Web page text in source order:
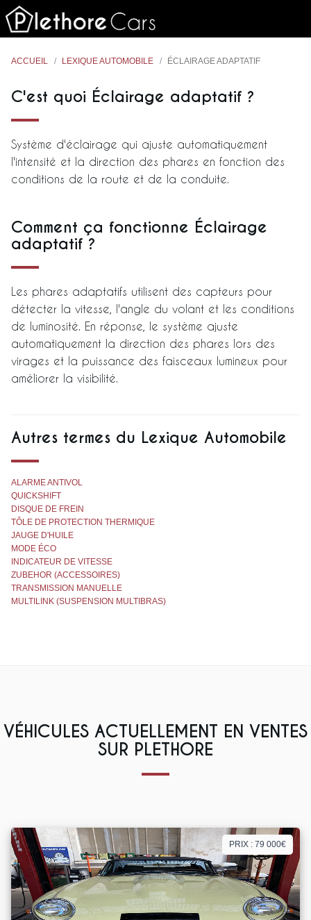
ACCUEIL LEXIQUE AUTOMOBILE ÉCLAIRAGE ADAPTATIF
C'est quoi Éclairage adaptatif ?
Système d'éclairage qui ajuste automatiquement
l'intensité et la direction des phares en fonction des
conditions de la route et de la conduite.
Comment ça fonctionne Éclairage
adaptatif ?
Les phares adaptatifs utilisent des capteurs pour
détecter la vitesse, l'angle du volant et les conditions
de luminosité. En réponse, le système ajuste
automatiquement la direction des phares lors des
virages et la puissance des faisceaux lumineux pour
améliorer la visibilité.
Autres termes du Lexique Automobile
ALARME ANTIVOL
QUICKSHIFT
DISQUE DE FREIN
TÔLE DE PROTECTION THERMIQUE
JAUGE D'HUILE
MODE ÉCO
INDICATEUR DE VITESSE
ZUBEHOR (ACCESSOIRES)
TRANSMISSION MANUELLE
MULTILINK (SUSPENSION MULTIBRAS)
VÉHICULES ACTUELLEMENT EN VENTES
SUR PLETHORE
PRIX : 79 000€